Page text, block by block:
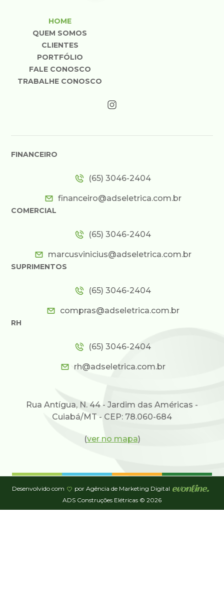
HOME
QUEM SOMOS
CLIENTES
PORTFÓLIO
FALE CONOSCO
TRABALHE CONOSCO
FINANCEIRO
(65) 3046-2404
financeiro@adseletrica.com.br
COMERCIAL
(65) 3046-2404
marcusvinicius@adseletrica.com.br
SUPRIMENTOS
(65) 3046-2404
compras@adseletrica.com.br
RH
(65) 3046-2404
rh@adseletrica.com.br
Rua Antígua, N. 44 - Jardim das Américas -
Cuiabá/MT - CEP: 78.060-684
(ver no mapa)
Desenvolvido com
por Agência de Marketing Digital
ADS Construções Elétricas © 2026